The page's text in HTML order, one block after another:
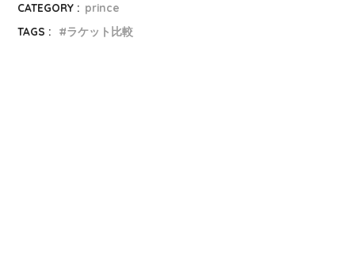
CATEGORY : prince
TAGS :
ラケット比較